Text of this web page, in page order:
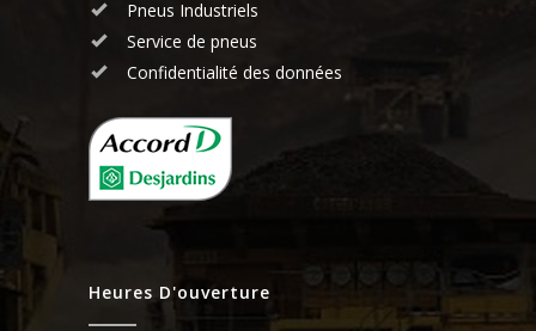
Pneus Industriels
Service de pneus
Confidentialité des données
Heures D'ouverture